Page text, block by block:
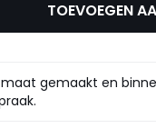
TOEVOEGEN
gemaakt en